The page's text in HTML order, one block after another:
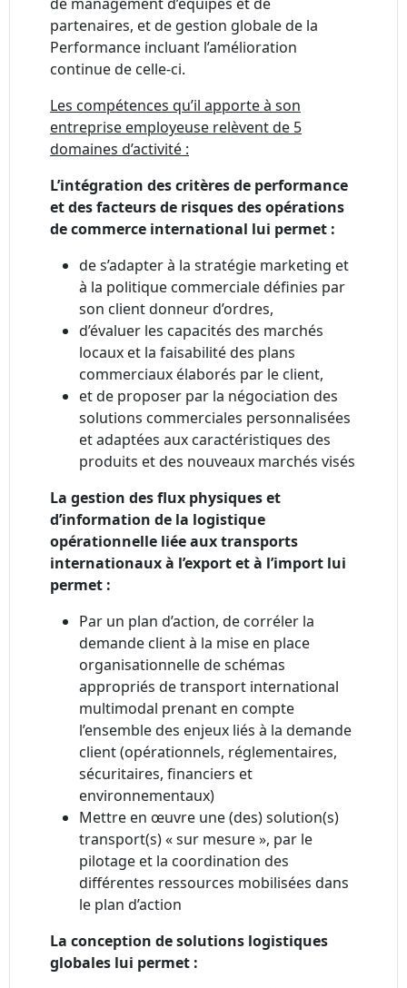
partenaires, et de gestion globale de la
Performance incluant l’amélioration
continue de celle-ci.
Les compétences qu’il apporte à son
entreprise employeuse relèvent de 5
domaines d’activité :
L’intégration des critères de performance
et des facteurs de risques des opérations
de commerce international lui permet :
de s’adapter à la stratégie marketing et
à la politique commerciale définies par
son client donneur d’ordres,
d’évaluer les capacités des marchés
locaux et la faisabilité des plans
commerciaux élaborés par le client,
et de proposer par la négociation des
solutions commerciales personnalisées
et adaptées aux caractéristiques des
produits et des nouveaux marchés visés
La gestion des flux physiques et
d’information de la logistique
opérationnelle liée aux transports
internationaux à l’export et à l’import lui
permet :
Par un plan d’action, de corréler la
demande client à la mise en place
organisationnelle de schémas
appropriés de transport international
multimodal prenant en compte
l’ensemble des enjeux liés à la demande
client (opérationnels, réglementaires,
sécuritaires, financiers et
environnementaux)
Mettre en œuvre une (des) solution(s)
transport(s) « sur mesure », par le
pilotage et la coordination des
différentes ressources mobilisées dans
le plan d’action
La conception de solutions logistiques
globales lui permet :